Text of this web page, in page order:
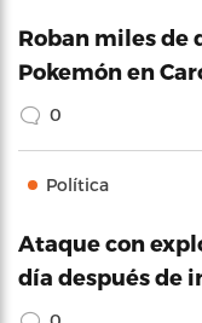
Roban miles de
Pokemón en
0
Política
Ataque con
día después de